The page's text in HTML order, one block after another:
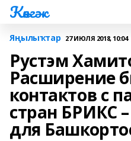
Көнгәк
Яңылыҡтар 27 ИЮЛЯ 2018, 10:04
Рустэм
Расширение
контактов с
стран БРИКС
для